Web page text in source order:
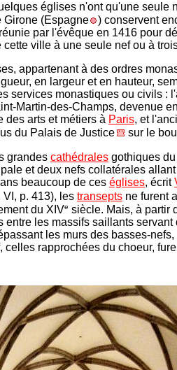
églises n'ont qu'une seule
Girone (Espagne
) conservent
par l'évêque en 1416 pour
cette ville à une seule nef ou à
appartenant à des ordres
en largeur et en hauteur,
services monastiques ou civils :
Martin-des-Champs, devenue
des arts et métiers à Paris, et
du Palais de Justice
sur le
grandes cathédrales gothiques du
et deux nefs collatérales allant
beaucoup de ces églises, écrit
VI, p. 413), les transepts ne furent
du XIVe siècle. Mais, à partir
entre les massifs saillants servant
les murs des basses-
celles rapprochées du choeur,